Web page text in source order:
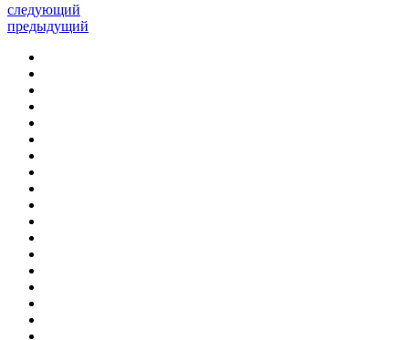
следующий
предыдущий